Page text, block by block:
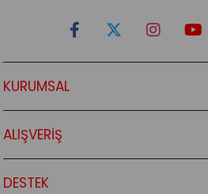
KURUMSAL
ALIŞVERİŞ
DESTEK